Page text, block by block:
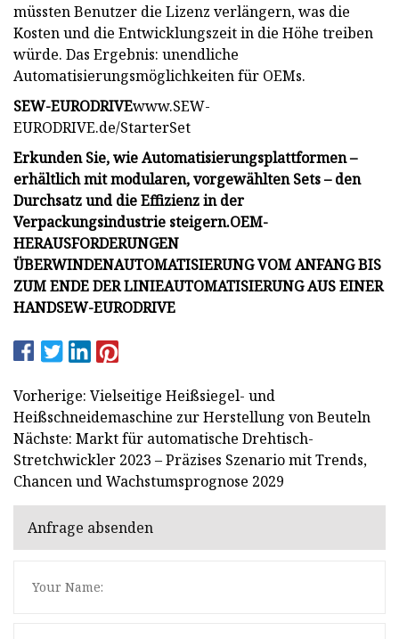
müssten Benutzer die Lizenz verlängern, was die
Kosten und die Entwicklungszeit in die Höhe treiben
würde. Das Ergebnis: unendliche
Automatisierungsmöglichkeiten für OEMs.
SEW-EURODRIVEwww.SEW-
EURODRIVE.de/StarterSet
Erkunden Sie, wie Automatisierungsplattformen –
erhältlich mit modularen, vorgewählten Sets – den
Durchsatz und die Effizienz in der
Verpackungsindustrie steigern.OEM-
HERAUSFORDERUNGEN
ÜBERWINDENAUTOMATISIERUNG VOM ANFANG BIS
ZUM ENDE DER LINIEAUTOMATISIERUNG AUS EINER
HANDSEW-EURODRIVE
Vorherige: Vielseitige Heißsiegel- und
Heißschneidemaschine zur Herstellung von Beuteln
Nächste: Markt für automatische Drehtisch-
Stretchwickler 2023 – Präzises Szenario mit Trends,
Chancen und Wachstumsprognose 2029
Anfrage absenden